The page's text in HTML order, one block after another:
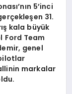
5’inci
31.
kala büyük
Ford Team
genel
markalar